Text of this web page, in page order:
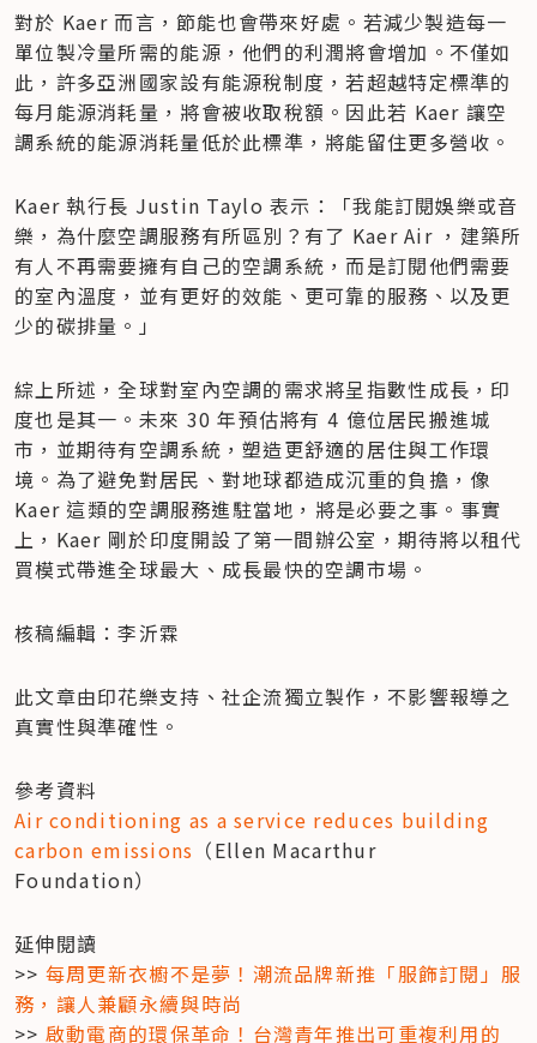
對於 Kaer 而言，節能也會帶來好處。若減少製造每一
單位製冷量所需的能源，他們的利潤將會增加。不僅如
此，許多亞洲國家設有能源稅制度，若超越特定標準的
每月能源消耗量，將會被收取稅額。因此若 Kaer 讓空
調系統的能源消耗量低於此標準，將能留住更多營收。
Kaer 執行長 Justin Taylo 表示：「我能訂閱娛樂或音
樂，為什麼空調服務有所區別？有了 Kaer Air ，建築所
有人不再需要擁有自己的空調系統，而是訂閱他們需要
的室內溫度，並有更好的效能、更可靠的服務、以及更
少的碳排量。」
綜上所述，全球對室內空調的需求將呈指數性成長，印
度也是其一。未來 30 年預估將有 4 億位居民搬進城
市，並期待有空調系統，塑造更舒適的居住與工作環
境。為了避免對居民、對地球都造成沉重的負擔，像
Kaer 這類的空調服務進駐當地，將是必要之事。事實
上，Kaer 剛於印度開設了第一間辦公室，期待將以租代
買模式帶進全球最大、成長最快的空調市場。
核稿編輯：李沂霖
此文章由印花樂支持、社企流獨立製作，不影響報導之
真實性與準確性。
Air conditioning as a service reduces building
carbon emissions （Ellen Macarthur
Foundation）
延伸閱讀
>> 每周更新衣櫥不是夢！潮流品牌新推「服飾訂閱」服
務，讓人兼顧永續與時尚
>> 啟動電商的環保革命！台灣青年推出可重複利用的